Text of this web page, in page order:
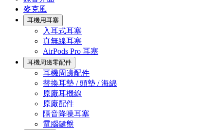
麥克風
耳機用耳塞
入耳式耳塞
真無線耳塞
AirPods Pro 耳塞
耳機周邊零配件
耳機周邊配件
替換耳墊 / 頭墊 / 海綿
原廠耳機線
原廠配件
隔音降噪耳塞
電腦鍵盤